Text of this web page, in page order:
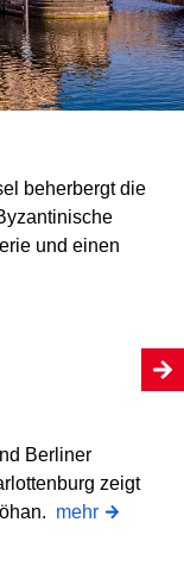
beherbergt die
und einen
Berliner
zeigt
mehr